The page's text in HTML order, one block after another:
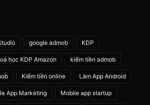
google admob KDP
học KDP Amazon kiếm tiền admob
Kiếm tiền online Làm App Android
App Marketing Mobile app startup